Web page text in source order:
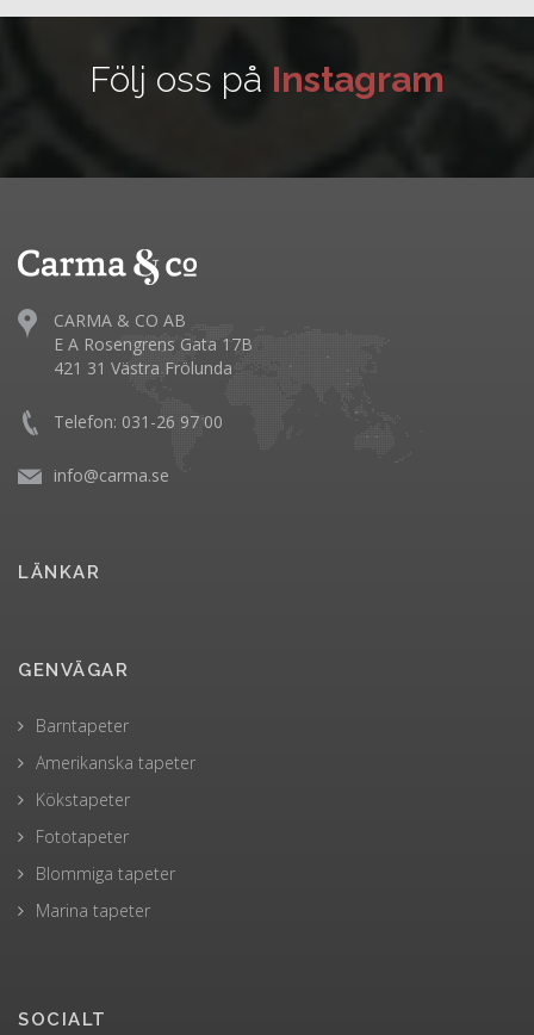
Följ oss på Instagram
CARMA & CO AB
E A Rosengrens Gata 17B
421 31 Västra Frölunda
Telefon: 031-26 97 00
info@carma.se
LÄNKAR
GENVÄGAR
Barntapeter
Amerikanska tapeter
Kökstapeter
Fototapeter
Blommiga tapeter
Marina tapeter
SOCIALT